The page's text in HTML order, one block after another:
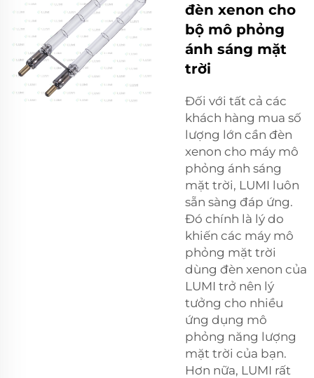
đèn xenon cho
bộ mô phỏng
ánh sáng mặt
trời
Đối với tất cả các
khách hàng mua số
lượng lớn cần đèn
xenon cho máy mô
phỏng ánh sáng
mặt trời, LUMI luôn
sẵn sàng đáp ứng.
Đó chính là lý do
khiến các máy mô
phỏng mặt trời
dùng đèn xenon của
LUMI trở nên lý
tưởng cho nhiều
ứng dụng mô
phỏng năng lượng
mặt trời của bạn.
Hơn nữa, LUMI rất